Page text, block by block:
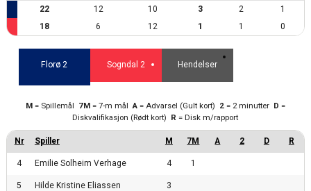
22 12 10 3 2
1
18
6 12 1 1 0
Florø 2 Sogndal 2 Hendelser
4 Emilie Solheim Verhage 4 1
5 Hilde Kristine Eliassen 3
M= Spillemål 7M= 7-m mål A= Advarsel (Gult kort) 2= 2 minutter D =
Diskvalifikasjon (Rødt kort) R = Disk m/rapport